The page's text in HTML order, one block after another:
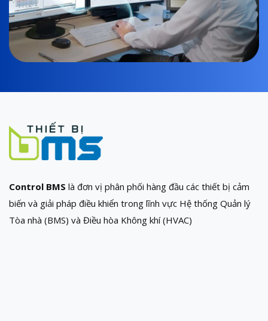
Control BMS là đơn vị phân phối hàng đầu các thiết bị cảm
biến và giải pháp điều khiển trong lĩnh vực Hệ thống Quản lý
Tòa nhà (BMS) và Điều hòa Không khí (HVAC)